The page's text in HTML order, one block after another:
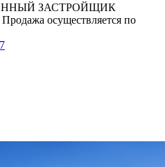
ЗАСТРОЙЩИК
осуществляется по